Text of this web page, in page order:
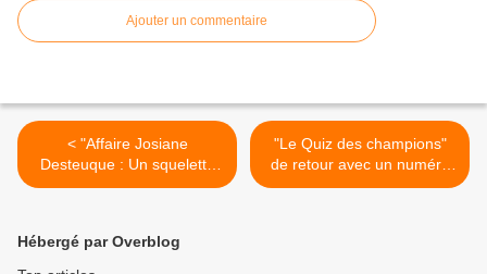
Ajouter un commentaire
< "Affaire Josiane
Desteuque : Un squelette
dans le sac de couchage"
soir sur TFX
"Le Quiz des champions"
de retour avec un numéro
inédit ce soir sur France 2 >
Hébergé par Overblog